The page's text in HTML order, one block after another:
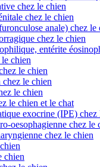
chez le chien
chez le chien
anale) chez le
chez le chien
entérite
chien
le chien
chez le chien
le chien
le chien et le chat
exocrine (IPE) chez
oesophagienne chez le
chez le chien
chien